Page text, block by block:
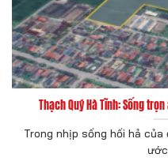
Thạch Quý Hà Tĩnh: Sống
Trong nhịp sống hối hả
ước